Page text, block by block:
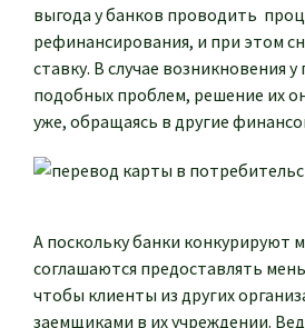
выгода у банков проводить
рефинансирования, и при этом
ставку. В случае возникновения
подобных проблем, решение их
уже, обращаясь в другие
А поскольку банки конкурируют
соглашаются предоставлять
чтобы клиенты из других
заемщиками в их учреждении.